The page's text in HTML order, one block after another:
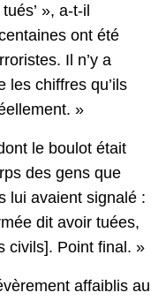
», a-t-il
ont été
Il n’y a
les chiffres qu’ils
»
le boulot était
des gens que
lui avaient signalé :
dit avoir tuées,
civils]. Point final. »
affaiblis au